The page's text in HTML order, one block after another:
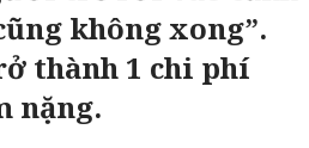
không xong”.
thành 1 chi phí
nặng.